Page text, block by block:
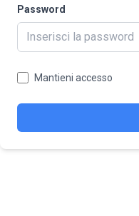
Password
Mantieni accesso